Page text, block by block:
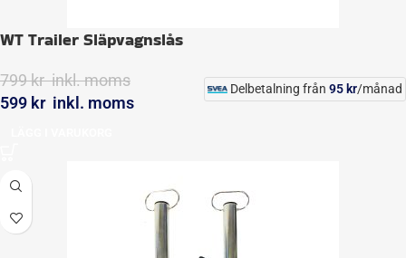
WT Trailer Släpvagnslås
799kr inkl. moms
599 kr inkl. moms
Delbetalning från 95 kr/månad